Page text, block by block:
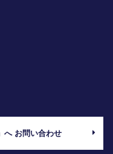
へ お問い合わせ